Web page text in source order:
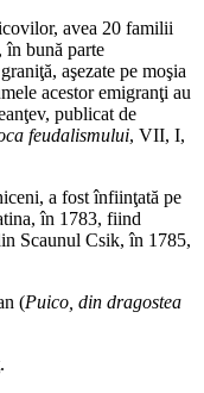
avea 20 familii
în bună parte
aşezate pe moşia
acestor emigranţi au
publicat de
feudalismului, VII, I,
a fost înfiinţată pe
în 1783, fiind
Scaunul Csik, în 1785,
(Puico, din dragostea